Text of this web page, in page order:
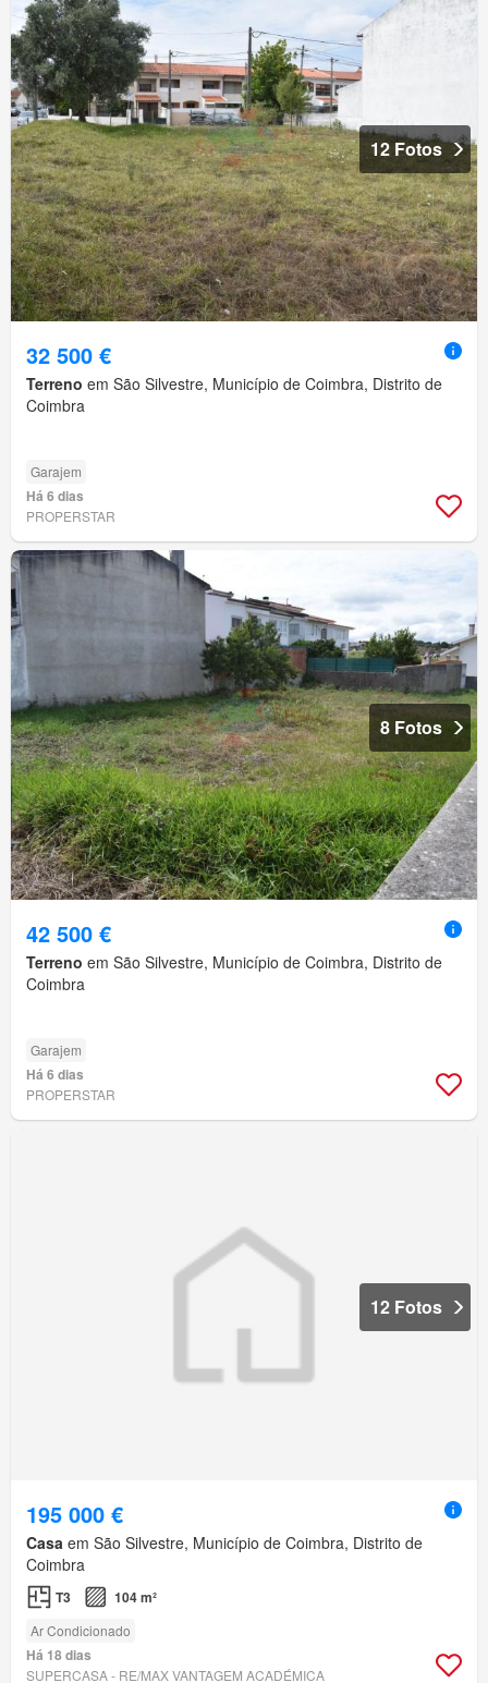
12 Fotos
32 500 €
Terreno em São Silvestre, Município de Coimbra, Distrito de
Coimbra
Garajem
Há 6 dias
PROPERSTAR
8 Fotos
42 500 €
Terreno em São Silvestre, Município de Coimbra, Distrito de
Coimbra
Garajem
Há 6 dias
PROPERSTAR
12 Fotos
195 000 €
Casa em São Silvestre, Município de Coimbra, Distrito de
Coimbra
T3 104 m²
Ar Condicionado
Há 18 dias
SUPERCASA - RE/MAX VANTAGEM ACADÉMICA